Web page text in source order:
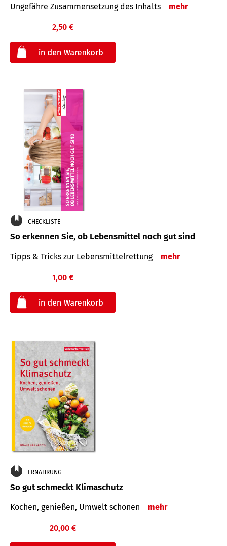
Ungefähre Zusammensetzung des Inhalts mehr
2,50 €
CHECKLISTE
So erkennen Sie, ob Lebensmittel noch gut sind
Tipps & Tricks zur Lebensmittelrettung mehr
1,00 €
ERNÄHRUNG
So gut schmeckt Klimaschutz
Kochen, genießen, Umwelt schonen mehr
20,00 €